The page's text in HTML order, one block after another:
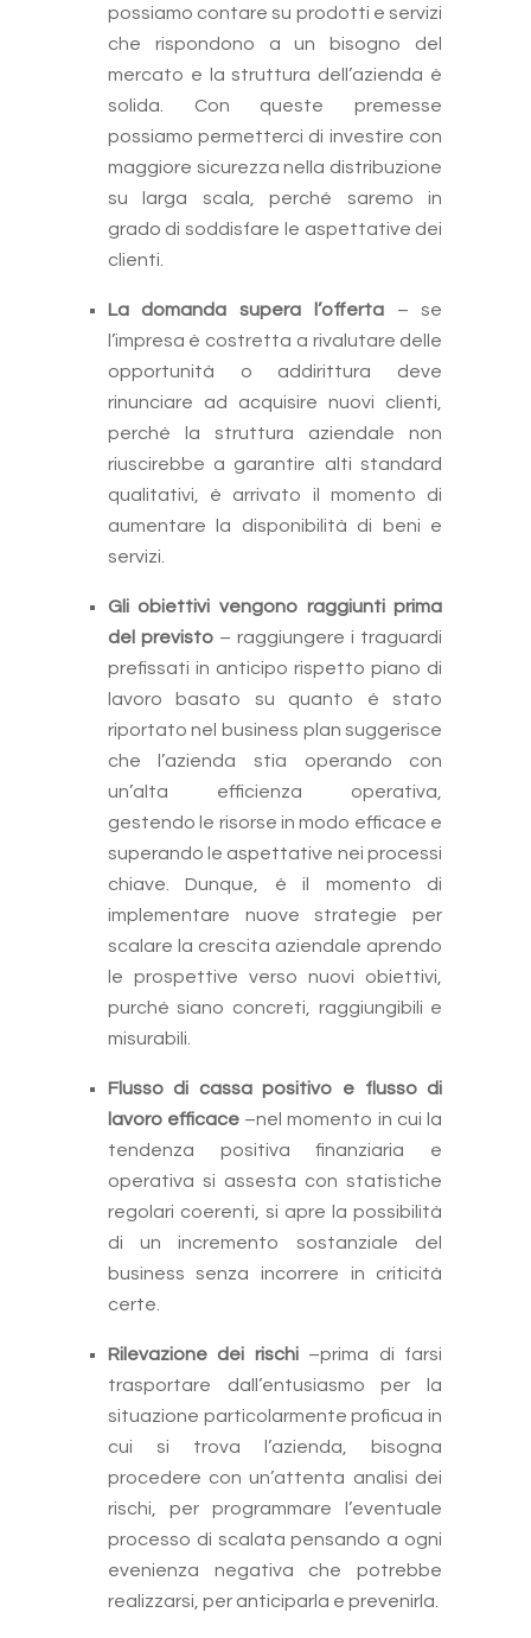
possiamo contare su prodotti e servizi
che rispondono a un bisogno del
mercato e la struttura dell’azienda è
solida. Con queste premesse
possiamo permetterci di investire con
maggiore sicurezza nella distribuzione
su larga scala, perché saremo in
grado di soddisfare le aspettative dei
clienti.
La domanda supera l’offerta– se
l’impresa è costretta a rivalutare delle
opportunità o addirittura deve
rinunciare ad acquisire nuovi clienti,
perché la struttura aziendale non
riuscirebbe a garantire alti standard
qualitativi, è arrivato il momento di
aumentare la disponibilità di beni e
servizi.
Gli obiettivi vengono raggiunti prima
del previsto– raggiungere i traguardi
prefissati in anticipo rispetto piano di
lavoro basato su quanto è stato
riportato nel business plan suggerisce
che l’azienda stia operando con
un’alta efficienza operativa,
gestendo le risorse in modo efficace e
superando le aspettative nei processi
chiave. Dunque, è il momento di
implementare nuove strategie per
scalare la crescita aziendale aprendo
le prospettive verso nuovi obiettivi,
purché siano concreti, raggiungibili e
misurabili.
Flusso di cassa positivo e flusso di
lavoro efficace –nel momento in cui la
tendenza positiva finanziaria e
operativa si assesta con statistiche
regolari coerenti, si apre la possibilità
di un incremento sostanziale del
business senza incorrere in criticità
certe.
Rilevazione dei rischi–prima di farsi
trasportare dall’entusiasmo per la
situazione particolarmente proficua in
cui si trova l’azienda, bisogna
procedere con un’attenta analisi dei
rischi, per programmare l’eventuale
processo di scalata pensando a ogni
evenienza negativa che potrebbe
realizzarsi, per anticiparla e prevenirla.